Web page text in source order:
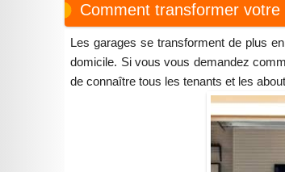
Comment transformer
Les garages se transforment de plus
domicile. Si vous vous demandez
de connaître tous les tenants et les